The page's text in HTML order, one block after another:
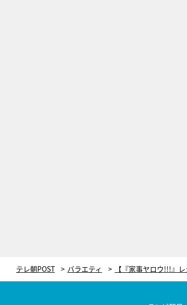
テレ朝POST バラエティ